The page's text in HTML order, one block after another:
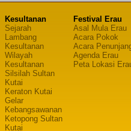
Kesultanan
Sejarah
Lambang
Kesultanan
Wilayah
Kesultanan
Silsilah Sultan
Kutai
Keraton Kutai
Gelar
Kebangsawanan
Ketopong Sultan
Kutai
Festival Erau
Asal Mula Erau
Acara Pokok
Acara
Agenda Erau
Peta Lokasi